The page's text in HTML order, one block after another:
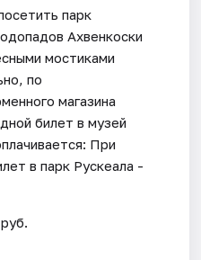
парк
Ахвенкоски
мостиками
по
магазина
билет в музей
При
в парк Рускеала -